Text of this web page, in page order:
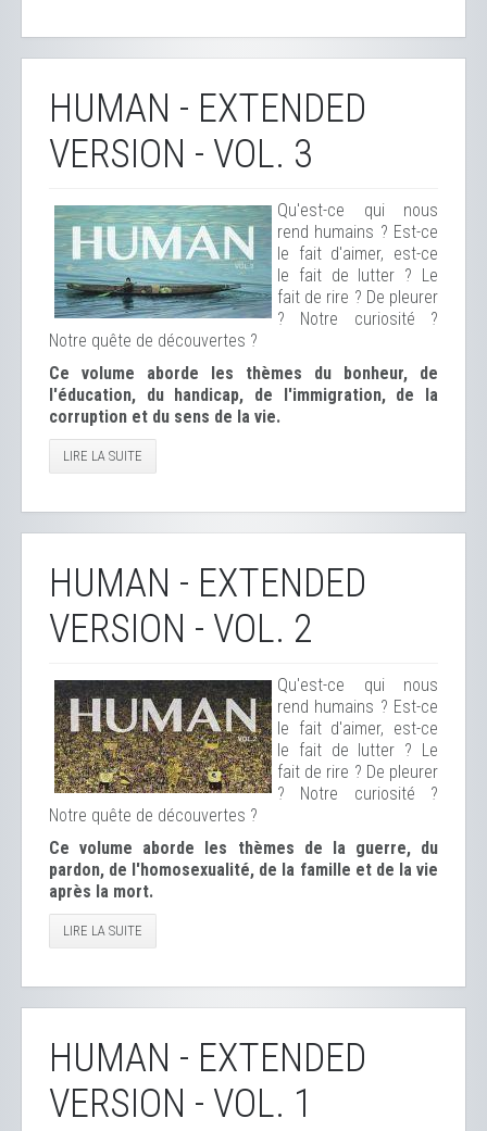
HUMAN - EXTENDED
VERSION - VOL. 3
Qu'est-ce qui nous
rend humains ? Est-ce
le fait d'aimer, est-ce
le fait de lutter ? Le
fait de rire ? De pleurer
? Notre curiosité ?
Notre quête de découvertes ?
Ce volume aborde les thèmes du bonheur, de
l'éducation, du handicap, de l'immigration, de la
corruption et du sens de la vie.
LIRE LA SUITE
HUMAN - EXTENDED
VERSION - VOL. 2
Qu'est-ce qui nous
rend humains ? Est-ce
le fait d'aimer, est-ce
le fait de lutter ? Le
fait de rire ? De pleurer
? Notre curiosité ?
Notre quête de découvertes ?
Ce volume aborde les thèmes de la guerre, du
pardon, de l'homosexualité, de la famille et de la vie
après la mort.
LIRE LA SUITE
HUMAN - EXTENDED
VERSION - VOL. 1